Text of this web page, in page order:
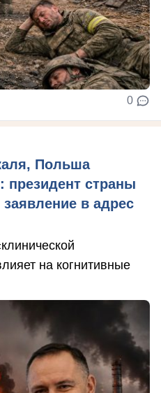
0
Польша
президент страны
в адрес
на когнитивные